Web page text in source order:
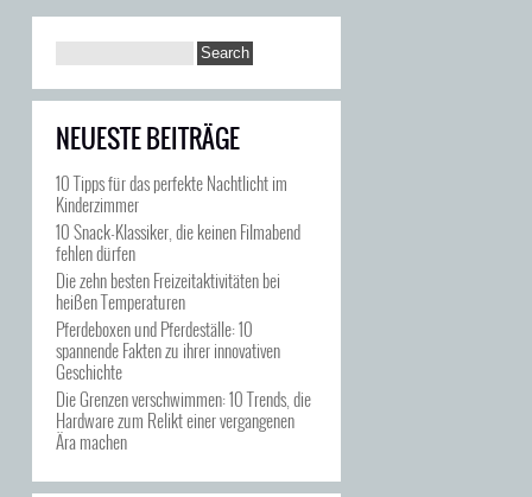
NEUESTE BEITRÄGE
10 Tipps für das perfekte Nachtlicht im
Kinderzimmer
10 Snack-Klassiker, die keinen Filmabend
fehlen dürfen
Die zehn besten Freizeitaktivitäten bei
heißen Temperaturen
Pferdeboxen und Pferdeställe: 10
spannende Fakten zu ihrer innovativen
Geschichte
Die Grenzen verschwimmen: 10 Trends, die
Hardware zum Relikt einer vergangenen
Ära machen